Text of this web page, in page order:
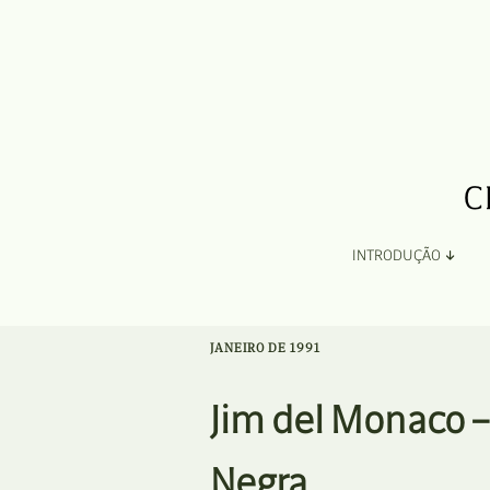
INTRODUÇÃO
Ficha Técnica e Apoios
JANEIRO DE 1991
Jim del Monaco